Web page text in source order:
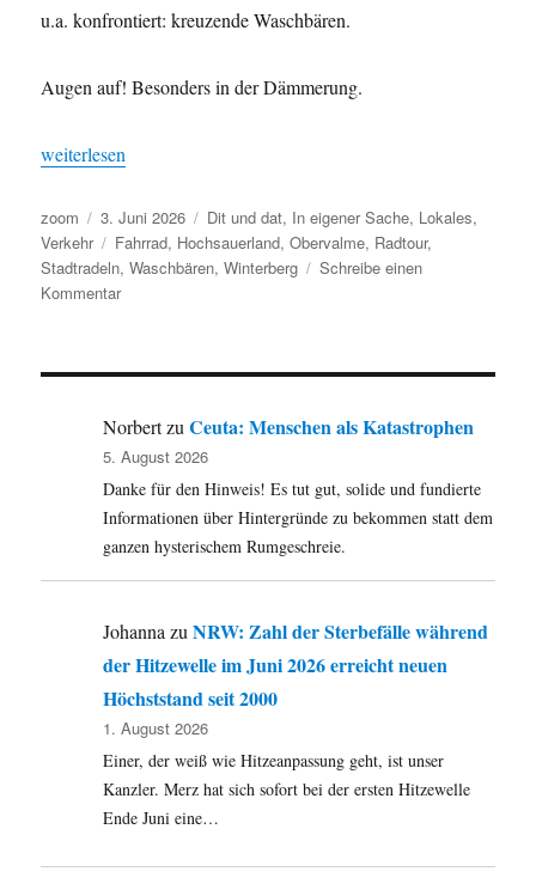
u.a. konfrontiert: kreuzende Waschbären.
Augen auf! Besonders in der Dämmerung.
„Tag 2 des Stadtradelns: Birotarii, cavete procyonibus!“
weiterlesen
Autor
zoom
Veröffentlicht
am
3. Juni 2026 Kategorien
Dit und dat, In eigener Sache, Lokales,
Verkehr
Schlagwörter
Fahrrad, Hochsauerland,Obervalme, Radtour,
Stadtradeln,Waschbären,Winterberg
Schreibe einen
Kommentarzu
des
Birotarii,
cavete
procyonibus!
NorbertzuCeuta: Menschen als Katastrophen
5. August 2026
Danke für den Hinweis! Es tut gut, solide und fundierte
Informationen über Hintergründe zu bekommen statt dem
ganzen hysterischem Rumgeschreie.
Johanna zuNRW: Zahl der Sterbefälle während
der Hitzewelle im Juni 2026 erreicht neuen
Höchststand seit 2000
1. August 2026
Einer, der weiß wie Hitzeanpassung geht, ist unser
Kanzler. Merz hat sich sofort bei der ersten Hitzewelle
Ende Juni eine…